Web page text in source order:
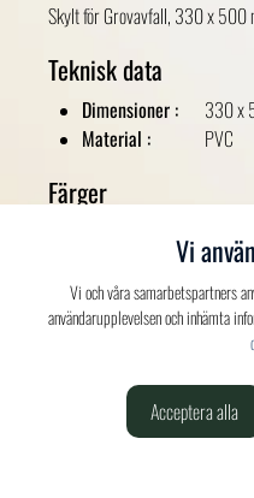
Skylt för Grovavfall, 330 x 500
Teknisk data
Dimensioner :
330 x
Material :
PVC
Färger
020-150 520
Vi
Vi och våra samarbetspartners
användarupplevelsen och inhämta
Acceptera alla